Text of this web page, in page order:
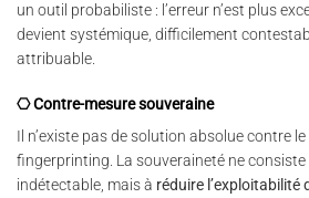
un outil probabiliste : l’erreur n’est plus
devient systémique, difficilement
attribuable.
⎔ Contre-mesure souveraine
Il n’existe pas de solution absolue contre
fingerprinting. La souveraineté ne consiste
indétectable, mais à réduire l’exploitabilité